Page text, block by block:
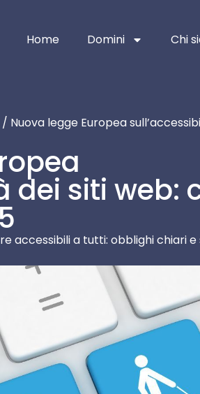
Home Domini Chi
/ Nuova legge Europea
dei siti web:
accessibili a tutti: obblighi chiari e